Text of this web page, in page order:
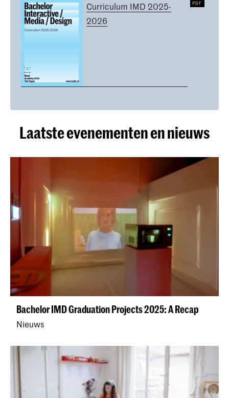
Curriculum IMD 2025-
2026
Laatste evenementen en nieuws
Bachelor IMD Graduation Projects 2025: A Recap
Nieuws